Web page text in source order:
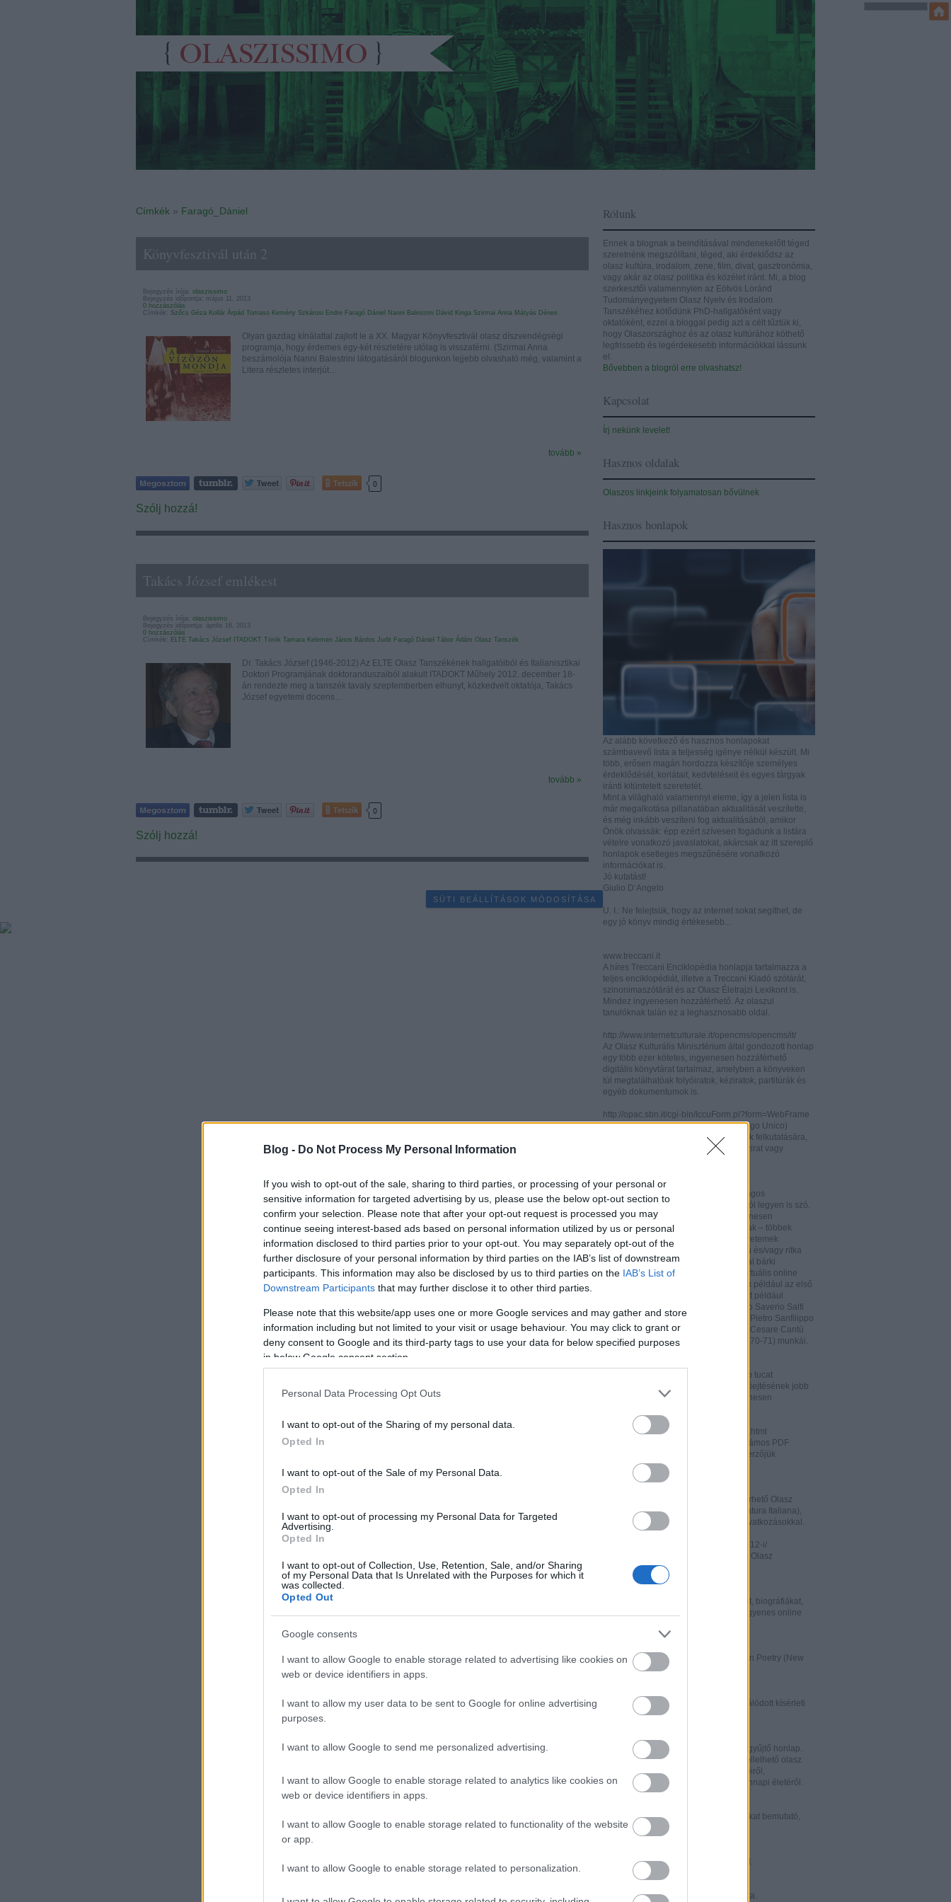
Blog - Do Not Process My Personal Information
If you wish to opt-out of the sale, sharing to third parties, or processing of your personal or
sensitive information for targeted advertising by us, please use the below opt-out section to
confirm your selection. Please note that after your opt-out request is processed you may
continue seeing interest-based ads based on personal information utilized by us or personal
information disclosed to third parties prior to your opt-out. You may separately opt-out of the
further disclosure of your personal information by third parties on the IAB’s list of downstream
participants. This information may also be disclosed by us to third parties on the IAB’s List of
Downstream Participants that may further disclose it to other third parties.
Please note that this website/app uses one or more Google services and may gather and store
information including but not limited to your visit or usage behaviour. You may click to grant or
deny consent to Google and its third-party tags to use your data for below specified purposes
in below Google consent section.
Personal Data Processing Opt Outs
I want to opt-out of the Sharing of my personal data.
Opted In
I want to opt-out of the Sale of my Personal Data.
Opted In
I want to opt-out of processing my Personal Data for Targeted
Advertising.
Opted In
I want to opt-out of Collection, Use, Retention, Sale, and/or Sharing
of my Personal Data that Is Unrelated with the Purposes for which it
was collected.
Opted Out
Google consents
I want to allow Google to enable storage related to advertising like cookies on
web or device identifiers in apps.
I want to allow my user data to be sent to Google for online advertising
purposes.
I want to allow Google to send me personalized advertising.
I want to allow Google to enable storage related to analytics like cookies on
web or device identifiers in apps.
I want to allow Google to enable storage related to functionality of the website
or app.
I want to allow Google to enable storage related to personalization.
Rólunk
Ennek a blognak a beindításával mindenekelőtt téged
szeretnénk megszólítani, téged, aki érdeklődsz az
olasz kultúra, irodalom, zene, film, divat, gasztronómia,
vagy akár az olasz politika és közélet iránt. Mi, a blog
szerkesztői valamennyien az Eötvös Loránd
Tudományegyetem Olasz Nyelv és Irodalom
Tanszékéhez kötődünk PhD-hallgatóként vagy
oktatóként, ezzel a bloggal pedig azt a célt tűztük ki,
hogy Olaszországhoz és az olasz kultúrához köthető
legfrissebb és legérdekesebb információkkal lássunk
el.
Bővebben a blogról erre olvashatsz!
Kapcsolat
Írj nekünk levelet!
Hasznos oldalak
Olaszos linkjeink folyamatosan bővülnek
Hasznos honlapok
Az alább következő és hasznos honlapokat
számbavevő lista a teljesség igénye nélkül készült. Mi
több, erősen magán hordozza készítője személyes
érdeklődését, korlátait, kedvteléseit és egyes tárgyak
iránti kitüntetett szeretetét.
Mint a világhaló valamennyi eleme, így a jelen lista is
már megalkotása pillanatában aktualitását veszítette,
és még inkább veszíteni fog aktualitásából, amikor
Önök olvassák: épp ezért szívesen fogadunk a listára
vételre vonatkozó javaslatokat, akárcsak az itt szereplő
honlapok esetleges megszűnésére vonatkozó
információkat is.
Jó kutatást!
Giulio D’Angelo
U. I.: Ne felejtsük, hogy az internet sokat segíthet, de
egy jó könyv mindig értékesebb...
www.treccani.it
A híres Treccani Enciklopédia honlapja tartalmazza a
teljes enciklopédiát, illetve a Treccani Kiadó szótárát,
szinonimaszótárát és az Olasz Életrajzi Lexikont is.
Mindez ingyenesen hozzáférhető. Az olaszul
tanulóknak talán ez a leghasznosabb oldal.
http://www.internetculturale.it/opencms/opencms/it/
Az Olasz Kulturális Minisztérium által gondozott honlap
egy több ezer kötetes, ingyenesen hozzáférhető
digitális könyvtárat tartalmaz, amelyben a könyveken
túl megtalálhatóak folyóiratok, kéziratok, partitúrák és
egyéb dokumentumok is.
http://opac.sbn.it/cgi-bin/IccuForm.pl?form=WebFrame
Az ICCU (Istituto Centrale per il Catalogo Unico)
keresőrendszere. Hasznos lehet annak felkutatására,
hogy hol lelhető fel egy-egy könyv, kézirat vagy
http://books.google.it/
A könyveknek és folyóiratoknak valóságos
kincseskamrája ez, bármelyik századról legyen is szó.
Ezen az oldalon olvashatóak és ingyenesen
letölthetőek minden nemzetiségű írónak – többek
között olaszoknak is – az amerikai egyetemek
könyvtáraiban digitalizált, első kiadású és/vagy ritka
könyvei. Egy Google vagy Gmail fiókkal bárki
létrehozhatja és megőrizheti a saját virtuális online
könyvtárát. A honlapon megtalálhatóak például az első
olasz irodalomtörténeti munkák is, mint például
Girolamo Tiraboschi (1825), Francesco Saverio Salfi
(1834), Giuseppe Maffei (1852-1853), Pietro Sanfilippo
(1859), Paolo Emiliani-Giudici (1863), Cesare Cantù
(1865) vagy Francesco De Sanctis (1870-71) munkái.
2.495 e-könyv, 6.320 zenei darab, több tucat
hangoskönyv segíthet az olasz nyelv kiejtésének jobb
elsajátításában. Valamennyi file ingyenesen
http://www.letteraturaitaliana.net/index.html
Az előzőhöz nagyon hasonló oldal, számos PDF
formátumú olasz irodalmi művel és szerzőjük
életrajzával gazdagítva.
Antonio Piromalli ingyenesen hozzáférhető Olasz
irodalomtörténet-e (Storia della Letteratura Italiana),
digitális keresőprogrammal és hiperhivatkozásokkal.
http://www3.unibo.it/boll900/numeri/2012-i/
«Bollettino '900». A Bolognai Egyetem Olasz
Tanszékének online folyóirata.
Régi és kortárs olasz irodalmi műveket, biográfiákat,
szerzőket és recenziókat bemutató, ingyenes online
Gradiva - International Journal of Italian Poetry (New
York - Roma)
Az iskolai irodalomoktatásra specializálódott kísérleti
folyóirat.
A világ italianisztikai folyóiratait egybegyűjtő honlap.
Számos információt kínál a világban fellelhető olasz
tanszékek folyóiratairól, kiadott könyveiről,
publikációiról, ösztöndíjairól és mindennapi életéről.
Régi és ritka történelmi dokumentumokat bemutató,
érdekes és könnyen átlátható honlap.
Irodalmi és egyéb témákat kínáló oldal.
A rangos olasz folyóirat online változata.
Címkék » Faragó_Dániel
Könyvfesztivál után 2
Bejegyzés írója: olaszissimo
Bejegyzés időpontja: május 11, 2013
0 hozzászólás
Címkék: Szőcs Géza Kollár Árpád Tomaso Kemény Szkárosi Endre Faragó Dániel Nanni Balestrini Dávid Kinga Szirmai Anna Mátyás Dénes
Olyan gazdag kínálattal zajlott le a XX. Magyar Könyvfesztivál olasz díszvendégségi
programja, hogy érdemes egy-két részletére utólag is visszatérni. (Szirmai Anna
beszámolója Nanni Balestrini látogatásáról blogunkon lejjebb olvasható még, valamint a
Litera részletes interjút…
tovább »
Tetszik 0
Szólj hozzá!
Takács József emlékest
Bejegyzés írója: olaszissimo
Bejegyzés időpontja: április 16, 2013
0 hozzászólás
Címkék: ELTE Takács József ITADOKT Török Tamara Kelemen János Bárdos Judit Faragó Dániel Tábor Ádám Olasz Tanszék
Dr. Takács József (1946-2012) Az ELTE Olasz Tanszékének hallgatóiból és Italianisztikai
Doktori Programjának doktoranduszaiból alakult ITADOKT Műhely 2012. december 18-
án rendezte meg a tanszék tavaly szeptemberben elhunyt, közkedvelt oktatója, Takács
József egyetemi docens…
tovább »
Tetszik 0
Szólj hozzá!
SÜTI BEÁLLÍTÁSOK MÓDOSÍTÁSA